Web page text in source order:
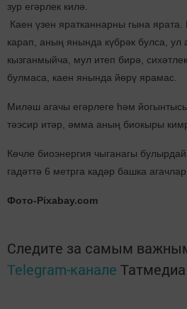
зур егәрлек килә.
Каен үзен яратканнарны гына
карап, аның янында күбрәк булса, ул
кызганмыйча, мул итеп бирә,
булмаса, каен янында йөрү ярамас.
Миләш агачы егәрлеге һәм
тәэсир итәр, әмма аның биокыры
Көчле биоэнергия чыганагы
гадәттә 6 метрга кадәр башка
Фото-Pixabay.com
Следите за самым
Telegram-канале Татмедиа